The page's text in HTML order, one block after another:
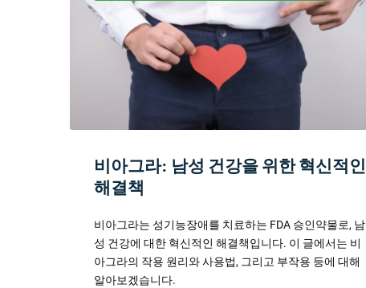
비아그라: 남성 건강을 위한 혁신적인
해결책
비아그라는 성기능장애를 치료하는 FDA 승인약물로, 남
성 건강에 대한 혁신적인 해결책입니다. 이 글에서는 비
아그라의 작용 원리와 사용법, 그리고 부작용 등에 대해
알아보겠습니다.